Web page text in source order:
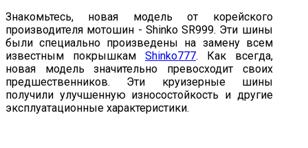
Знакомьтесь, новая модель от корейского
производителя мотошин - Shinko SR999. Эти шины
были специально произведены на замену всем
известным покрышкам Shinko777. Как всегда,
новая модель значительно превосходит своих
предшественников. Эти круизерные шины
получили улучшенную износостойкость и другие
эксплуатационные характеристики.